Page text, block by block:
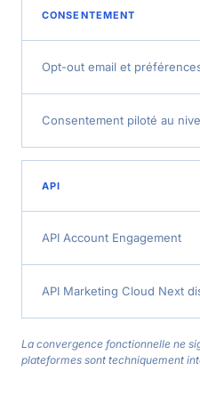
CONSENTEMENT
Opt-out email et
Consentement piloté au
API
API Account Engagement
API Marketing Cloud Next
La convergence fonctionnelle ne
plateformes sont techniquement